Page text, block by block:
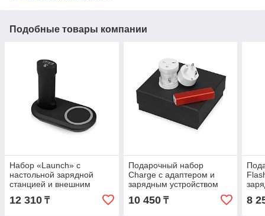
Подобные товары компании
Набор «Launch» с
настольной зарядной
станцией и внешним
аккумулятором
12 310 ₸
Подарочный набор
Charge с адаптером и
зарядным устройством
10 450₸ 8